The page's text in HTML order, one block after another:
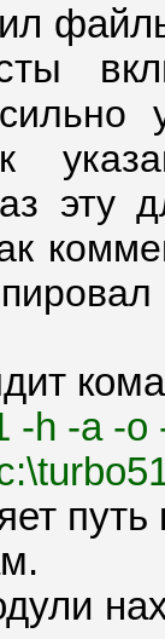
к
эту
-h -a -